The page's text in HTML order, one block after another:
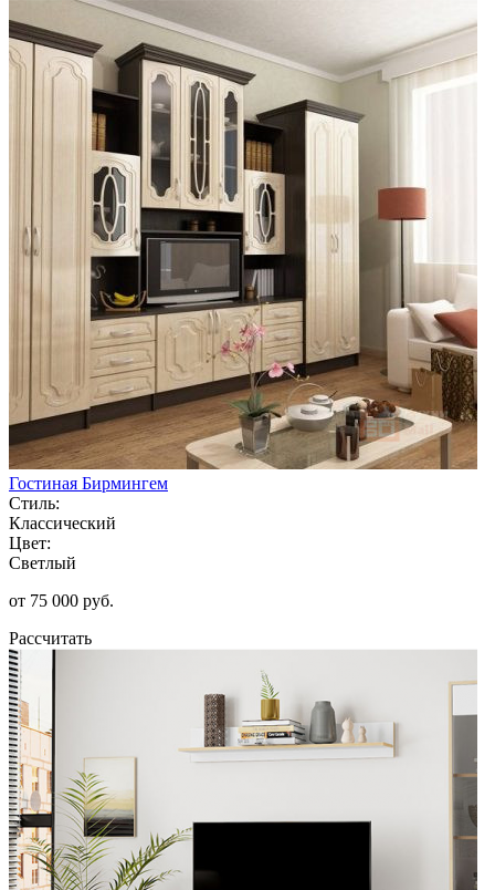
Гостиная Бирмингем
Стиль:
Классический
Цвет:
Светлый
от 75 000 руб.
Рассчитать